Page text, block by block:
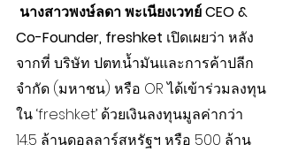
นางสาวพงษ์ลดา พะเนียงเวทย์ CEO &
Co-Founder, freshket เปิดเผยว่า หลัง
จากที่ บริษัท ปตท.น้ำมันและการค้าปลีก
จำกัด (มหาชน) หรือ OR ได้เข้าร่วมลงทุน
ใน ‘freshket’ ด้วยเงินลงทุนมูลค่ากว่า
14.5 ล้านดอลลาร์สหรัฐฯ หรือ 500 ล้าน